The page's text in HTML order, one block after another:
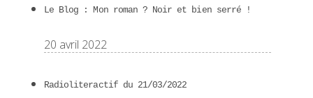
Le Blog : Mon roman ? Noir et bien serré !
20 avril 2022
Radioliteractif du 21/03/2022